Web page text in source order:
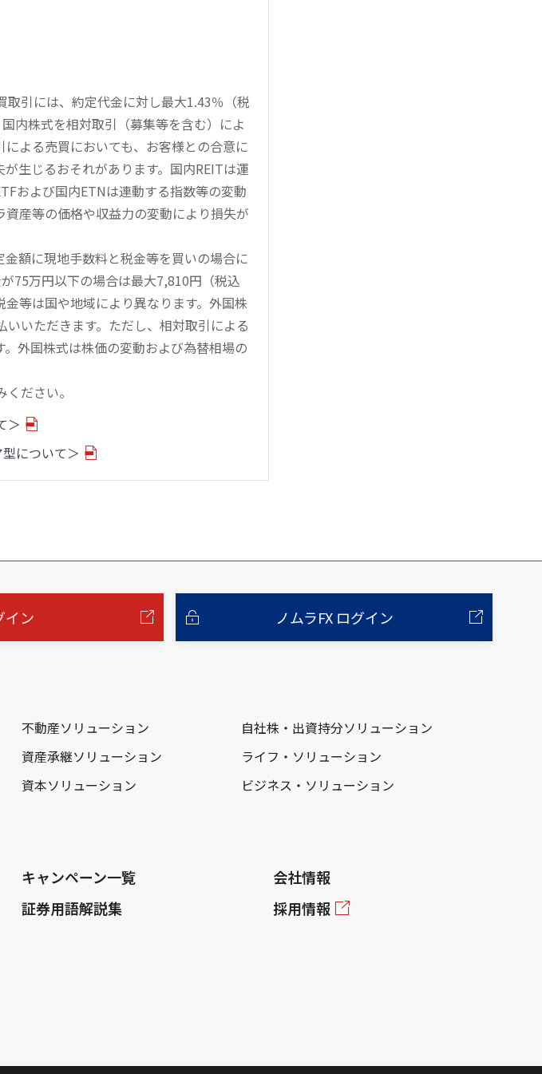
引には、約定代金に対し最大1.43％（税
内株式を相対取引（募集等を含む）によ
よる売買においても、お客様との合意に
生じるおそれがあります。国内REITは運
および国内ETNは連動する指数等の変動
産等の価格や収益力の変動により損失が
額に現地手数料と税金等を買いの場合に
75万円以下の場合は最大7,810円（税込
等は国や地域により異なります。外国株
いただきます。ただし、相対取引による
外国株式は株価の変動および為替相場の
ださい。
＞
について＞
イン ノムラFX ログイン
不動産ソリューション
自社株・出資持分ソリューション
資産承継ソリューション
ライフ・ソリューション
資本ソリューション
ビジネス・ソリューション
キャンペーン一覧
証券用語解説集
会社情報
採用情報